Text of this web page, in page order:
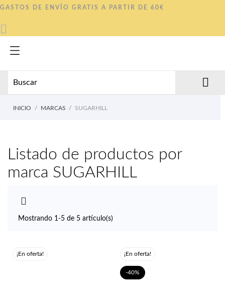
GASTOS DE ENVÍO GRATIS A PARTIR DE 60€


INICIO MARCAS SUGARHILL
Listado de productos por
marca SUGARHILL

Mostrando 1-5 de 5 artículo(s)
¡En oferta! ¡En oferta!
-40%